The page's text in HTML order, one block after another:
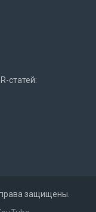
статей:
защищены.